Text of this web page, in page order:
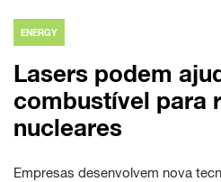
ENERGY
Lasers podem
combustível para
nucleares
Empresas desenvolvem nova